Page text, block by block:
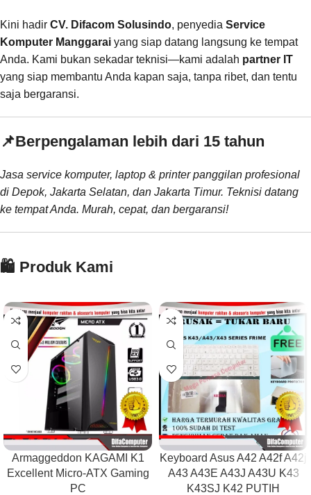
Kini hadir CV. Difacom Solusindo, penyedia Service
Komputer Manggarai yang siap datang langsung ke tempat
Anda. Kami bukan sekadar teknisi—kami adalah partner IT
yang siap membantu Anda kapan saja, tanpa ribet, dan tentu
saja bergaransi.
📌Berpengalaman lebih dari 15 tahun
Jasa service komputer, laptop & printer panggilan profesional
di Depok, Jakarta Selatan, dan Jakarta Timur. Teknisi datang
ke tempat Anda. Murah, cepat, dan bergaransi!
🛍️ Produk Kami
Armaggeddon KAGAMI K1
Excellent Micro-ATX Gaming
PC
Keyboard Asus A42 A42f A42j
A43 A43E A43J A43U K43
K43SJ K42 PUTIH